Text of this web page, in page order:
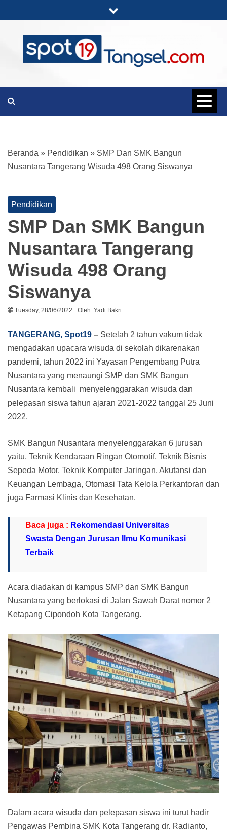
to
content
SPOT19
Beranda » Pendidikan » SMP Dan SMK Bangun
Nusantara Tangerang Wisuda 498 Orang Siswanya
Pendidikan
SMP Dan SMK Bangun
Nusantara Tangerang
Wisuda 498 Orang
Siswanya
Tuesday, 28/06/2022 Oleh: Yadi Bakri
TANGERANG, Spot19 – Setelah 2 tahun vakum tidak
mengadakan upacara wisuda di sekolah dikarenakan
pandemi, tahun 2022 ini Yayasan Pengembang Putra
Nusantara yang menaungi SMP dan SMK Bangun
Nusantara kembali menyelenggarakan wisuda dan
pelepasan siswa tahun ajaran 2021-2022 tanggal 25 Juni
2022.
SMK Bangun Nusantara menyelenggarakan 6 jurusan
yaitu, Teknik Kendaraan Ringan Otomotif, Teknik Bisnis
Sepeda Motor, Teknik Komputer Jaringan, Akutansi dan
Keuangan Lembaga, Otomasi Tata Kelola Perkantoran dan
juga Farmasi Klinis dan Kesehatan.
Baca juga : Rekomendasi Universitas
Swasta Dengan Jurusan Ilmu Komunikasi
Terbaik
Acara diadakan di kampus SMP dan SMK Bangun
Nusantara yang berlokasi di Jalan Sawah Darat nomor 2
Ketapang Cipondoh Kota Tangerang.
Dalam acara wisuda dan pelepasan siswa ini turut hadir
Pengawas Pembina SMK Kota Tangerang dr. Radianto,